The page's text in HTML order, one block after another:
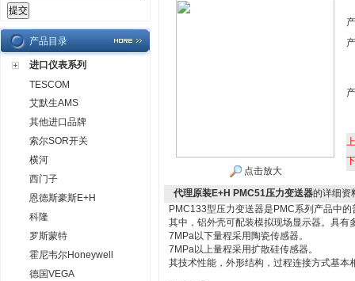
产品目录
进口仪表系列
TESCOM
艾默生AMS
其他进口品牌
索尔SOR开关
横河
西门子
恩德斯豪斯E+H
科隆
罗斯蒙特
霍尼韦尔Honeywell
德国VEGA
点击放大
代理原装E+H PMC51压力变送器的详细资
PMC133型压力变送器是PMC系列产品中
其中，铝外壳可配装模拟现场显示器。具有
7MPa以下量程采用陶瓷传感器。
7MPa以上量程采用扩散硅传感器。
其技术性能，外形结构，过程连接方式基